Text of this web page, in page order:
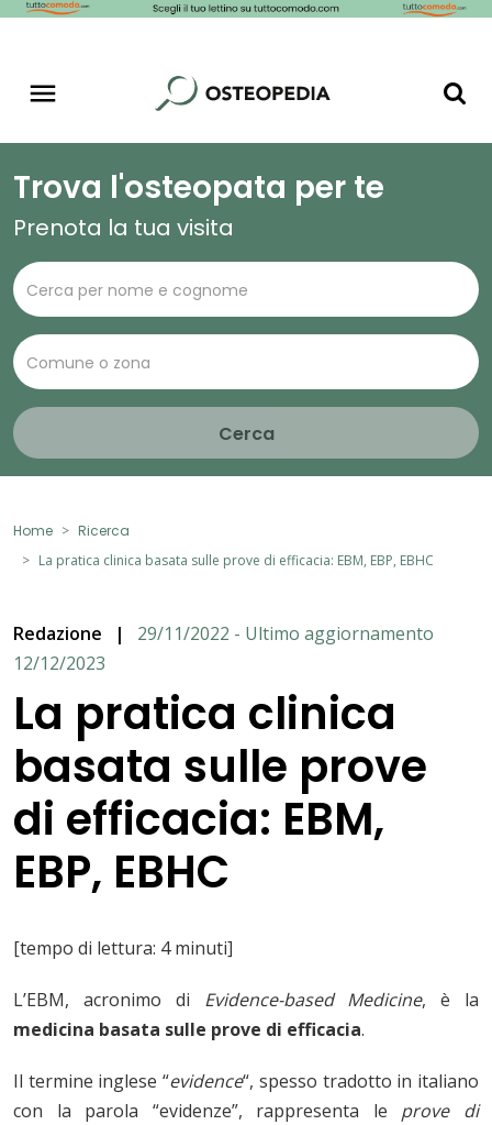
Trova l'osteopata per te
Prenota la tua visita
Cerca
Home
Ricerca
La pratica clinica basata sulle prove di efficacia: EBM, EBP, EBHC
Redazione |
29/11/2022 - Ultimo aggiornamento
12/12/2023
La pratica clinica
basata sulle prove
di efficacia: EBM,
EBP, EBHC
[tempo di lettura: 4 minuti]
L’EBM, acronimo di Evidence-based Medicine, è la
medicina basata sulle prove di efficacia.
Il termine inglese “evidence“, spesso tradotto in italiano
con la parola “evidenze”, rappresenta le prove di